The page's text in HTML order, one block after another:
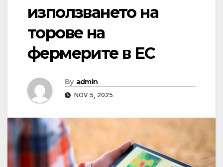
използването на
торове на
фермерите в ЕС
By admin
NOV 5, 2025